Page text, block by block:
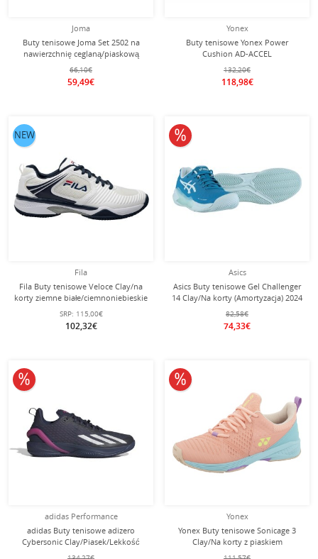
Joma
Buty tenisowe Joma Set 2502 na
nawierzchnię ceglaną/piaskową
białe męskie
66,10€
59,49€
Yonex
Buty tenisowe Yonex Power
Cushion AD-ACCEL
Clay/Sandplatz/Leichtigkeit 2025
miętowe dla kobiet
132,20€
118,98€
Fila
Fila Buty tenisowe Veloce Clay/na
korty ziemne białe/ciemnoniebieskie
męskie
SRP: 115,00€
102,32€
NEW
Asics
Asics Buty tenisowe Gel Challenger
14 Clay/Na korty (Amortyzacja) 2024
niebiesko-zielone Damskie
82,58€
74,33€
10% obniżone
adidas Performance
adidas Buty tenisowe adizero
Cybersonic Clay/Piasek/Lekkość
2024 ciemnoniebieski/fioletowy
10% obniżone
Yonex
Yonex Buty tenisowe Sonicage 3
Clay/Na korty z piaskiem
jasnoróżowe Damskie
10% obniżone